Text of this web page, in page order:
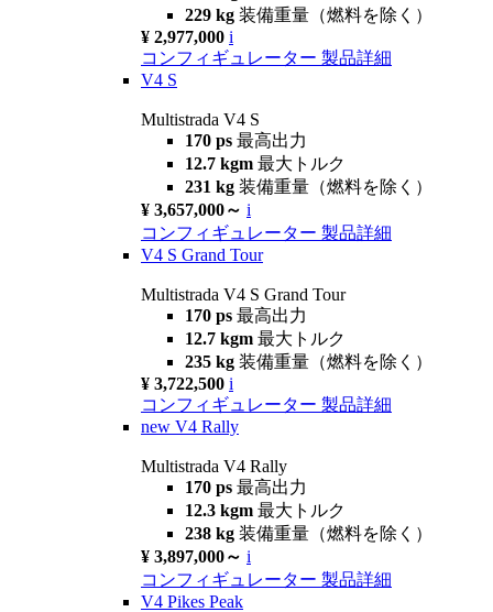
229 kg 装備重量（燃料を除く）
¥ 2,977,000 i
コンフィギュレーター 製品詳細
V4 S
Multistrada V4 S
170 ps 最高出力
12.7 kgm 最大トルク
231 kg 装備重量（燃料を除く）
¥ 3,657,000～ i
コンフィギュレーター 製品詳細
V4 S Grand Tour
Multistrada V4 S Grand Tour
170 ps 最高出力
12.7 kgm 最大トルク
235 kg 装備重量（燃料を除く）
¥ 3,722,500 i
コンフィギュレーター 製品詳細
new V4 Rally
Multistrada V4 Rally
170 ps 最高出力
12.3 kgm 最大トルク
238 kg 装備重量（燃料を除く）
¥ 3,897,000～ i
コンフィギュレーター 製品詳細
V4 Pikes Peak